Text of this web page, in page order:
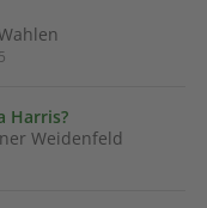
Harris?
Weidenfeld